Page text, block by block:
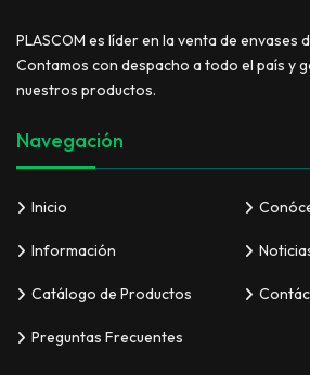
PLASCOM es líder en la venta de envases
Contamos con despacho a todo el país y
nuestros productos.
Navegación
Inicio
Información
Catálogo de Productos
Preguntas Frecuentes